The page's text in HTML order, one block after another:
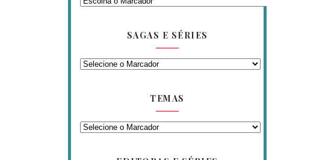
SAGAS E SÉRIES
TEMAS